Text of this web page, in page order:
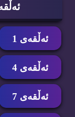
ئه‌ڵقه‌ی 1
ئه‌ڵقه‌ی 4
ئه‌ڵقه‌ی 7